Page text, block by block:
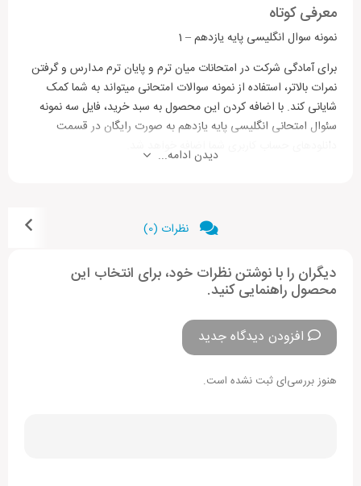
معرفی کوتاه
نمونه سوال انگلیسی پایه یازدهم – 1
برای آمادگی شرکت در امتحانات میان ترم و پایان ترم مدارس و گرفتن
نمرات بالاتر، استفاده از نمونه سوالات امتحانی ‌میتواند به شما کمک
شایانی کند. با اضافه کردن این محصول به سبد خرید، فایل سه نمونه
سئوال امتحانی انگلیسی پایه یازدهم به صورت رایگان در قسمت
دانلودهای حساب کاربری شما اضافه خواهد شد.
دیدن ادامه...
نظرات (0)
دیگران را با نوشتن نظرات خود، برای انتخاب این
محصول راهنمایی کنید.
افزودن دیدگاه جدید
هنوز بررسی‌ای ثبت نشده است.